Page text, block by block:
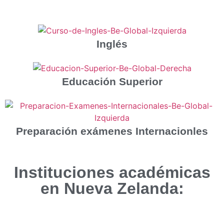
Inglés
Educación Superior
Preparación exámenes Internacionles
Instituciones académicas
en Nueva Zelanda: